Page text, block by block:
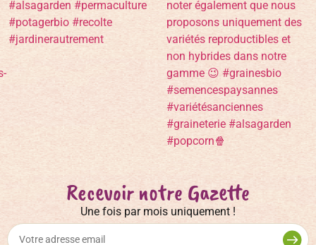
Recevoir notre Gazette
Une fois par mois uniquement !